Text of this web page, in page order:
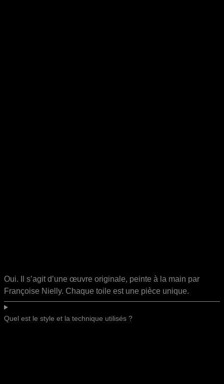
Oui. Il s’agit d’une œuvre originale, peinte à la main par
Françoise Nielly. Chaque toile est une pièce unique.
Quel est le style et la technique utilisés ?